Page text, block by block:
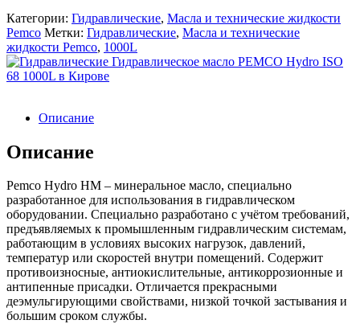
Категории: Гидравлические, Масла и технические жидкости
Pemco Метки: Гидравлические, Масла и технические
жидкости Pemco, 1000L
Описание
Описание
Pemco Hydro HM – минеральное масло, специально
разработанное для использования в гидравлическом
оборудовании. Специально разработано с учётом требований,
предъявляемых к промышленным гидравлическим системам,
работающим в условиях высоких нагрузок, давлений,
температур или скоростей внутри помещений. Содержит
противоизносные, антиокислительные, антикоррозионные и
антипенные присадки. Отличается прекрасными
деэмульгирующими свойствами, низкой точкой застывания и
большим сроком службы.